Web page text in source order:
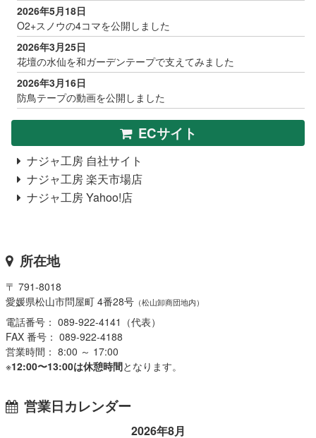
2026年5月18日
O2+スノウの4コマを公開しました
2026年3月25日
花壇の水仙を和ガーデンテープで支えてみました
2026年3月16日
防鳥テープの動画を公開しました
ECサイト
ナジャ工房 自社サイト
ナジャ工房 楽天市場店
ナジャ工房 Yahoo!店
所在地
〒 791-8018
愛媛県松山市問屋町 4番28号 （松山卸商団地内）
電話番号： 089-922-4141（代表）
FAX 番号： 089-922-4188
営業時間： 8:00 ～ 17:00
※12:00〜13:00は休憩時間となります。
営業日カレンダー
2026年8月